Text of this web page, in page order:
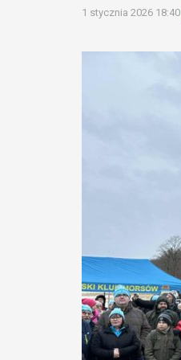
1 stycznia 2026 18:40